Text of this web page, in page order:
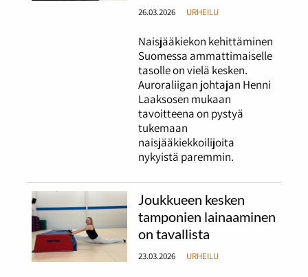
26.03.2026 URHEILU
Naisjääkiekon kehittäminen
Suomessa ammattimaiselle
tasolle on vielä kesken.
Auroraliigan johtajan Henni
Laaksosen mukaan
tavoitteena on pystyä
tukemaan
naisjääkiekkoilijoita
nykyistä paremmin.
Joukkueen kesken
tamponien lainaaminen
on tavallista
23.03.2026 URHEILU